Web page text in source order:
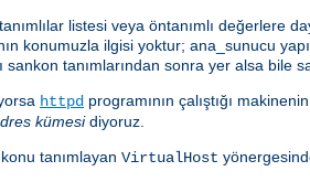
listesi veya öntanımlı değerlere
konumuzla ilgisi yoktur; ana_sunucu
tanımlarından sonra yer alsa bile
httpd programının çalıştığı
kümesidiyoruz.
tanımlayan VirtualHost